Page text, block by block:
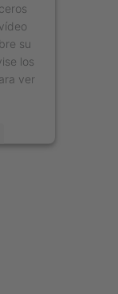
su
los
ver